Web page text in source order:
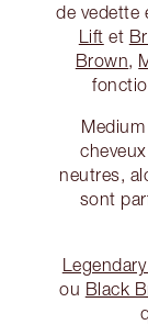
de vedette
Lift et
Brown,
neutres,
sont
ou Black